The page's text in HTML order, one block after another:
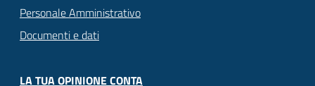
Personale Amministrativo
Documenti e dati
LA TUA OPINIONE CONTA